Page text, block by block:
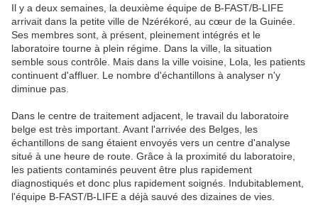
Il y a deux semaines, la deuxième équipe de B-FAST/B-LIFE
arrivait dans la petite ville de Nzérékoré, au cœur de la Guinée.
Ses membres sont, à présent, pleinement intégrés et le
laboratoire tourne à plein régime. Dans la ville, la situation
semble sous contrôle. Mais dans la ville voisine, Lola, les patients
continuent d'affluer. Le nombre d'échantillons à analyser n'y
diminue pas.
Dans le centre de traitement adjacent, le travail du laboratoire
belge est très important. Avant l'arrivée des Belges, les
échantillons de sang étaient envoyés vers un centre d'analyse
situé à une heure de route. Grâce à la proximité du laboratoire,
les patients contaminés peuvent être plus rapidement
diagnostiqués et donc plus rapidement soignés. Indubitablement,
l'équipe B-FAST/B-LIFE a déjà sauvé des dizaines de vies.